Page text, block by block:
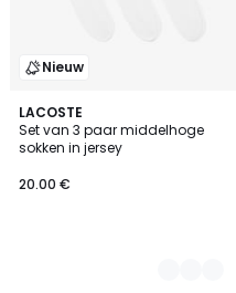
Nieuw
LACOSTE
Set van 3 paar middelhoge
sokken in jersey
20.00 €
2
Kleuren